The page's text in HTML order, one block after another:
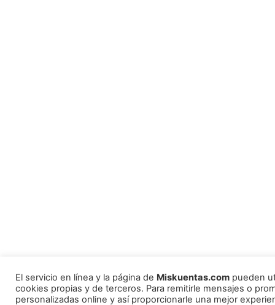
El servicio en línea y la página de Miskuentas.com pueden
cookies propias y de terceros. Para remitirle mensajes o
personalizadas online y así proporcionarle una mejor